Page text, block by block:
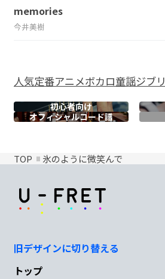
memories
今井美樹
人気定番アニメボカロ童謡ジブリ
初心者向け
オフィシャルコード譜
TOP 氷のように微笑んで
旧デザインに切り替える
トップ